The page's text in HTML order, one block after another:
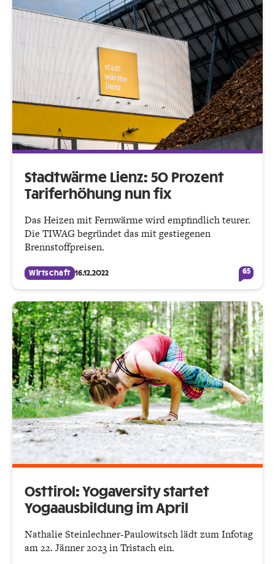
Stadtwärme Lienz: 50 Prozent
Tariferhöhung nun fix
Das Heizen mit Fernwärme wird empfindlich teurer.
Die TIWAG begründet das mit gestiegenen
Brennstoffpreisen.
Wirtschaft 16.12.2022 65
Osttirol: Yogaversity startet
Yogaausbildung im April
Nathalie Steinlechner-Paulowitsch lädt zum Infotag
am 22. Jänner 2023 in Tristach ein.